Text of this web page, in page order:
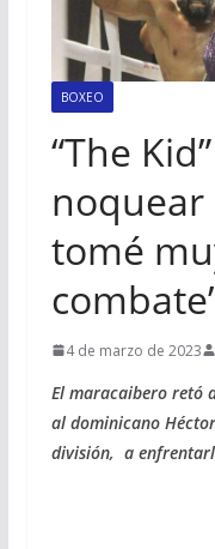
BOXEO
“The
noquear
tomé
4 de marzo de 2023
El maracaibero retó
al dominicano
división, a